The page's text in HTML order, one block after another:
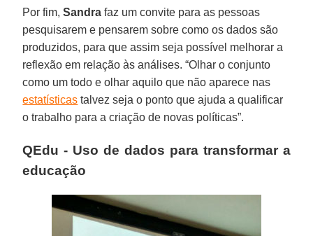
Por fim,Sandra faz um convite para as pessoas
pesquisarem e pensarem sobre como os dados são
produzidos, para que assim seja possível melhorar a
reflexão em relação às análises. “Olhar o conjunto
como um todo e olhar aquilo que não aparece nas
estatísticas talvez seja o ponto que ajuda a qualificar
o trabalho para a criação de novas políticas”.
QEdu - Uso de dados para transformar a
educação